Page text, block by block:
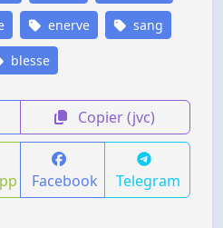
enerve sang
blesse
Copier (jvc)
Facebook Telegram